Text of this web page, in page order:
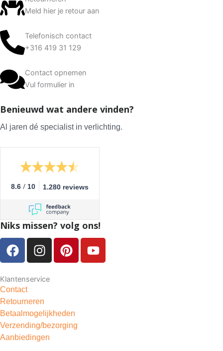
Meld hier je retour aan
Telefonisch contact
+316 419 31 129
Contact opnemen
Vul formulier in
Benieuwd wat andere vinden?
Al jaren dé specialist in verlichting.
8.6 / 10 1.280 reviews
Niks missen? volg ons!
F
a
e
b
o
o
k
I
n
t
g
r
a
m
P
i
e
s
Y
o
Klantenservice
Contact
Retourneren
Betaalmogelijkheden
Verzending/bezorging
Aanbiedingen